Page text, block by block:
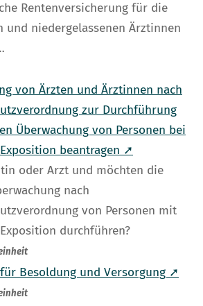
Rentenversicherung für die
und niedergelassenen Ärztinnen
von Ärzten und Ärztinnen nach
zur Durchführung
Überwachung von Personen bei
beantragen ➚
oder Arzt und möchten die
nach
von Personen mit
durchführen?
Besoldung und Versorgung ➚